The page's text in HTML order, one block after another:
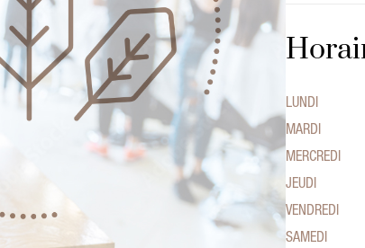
LUNDI
MARDI
MERCREDI
JEUDI
VENDREDI
SAMEDI